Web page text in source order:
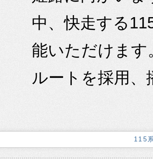
中、快走する
能いただけます
ルートを採用、
115